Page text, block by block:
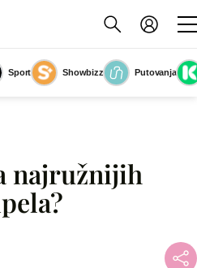
Sport Showbizz
Putovanja
Slika nije dostupna
najružnijih